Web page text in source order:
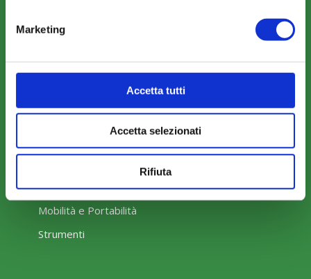
Marketing
Accetta tutti
Accetta selezionati
Rifiuta
Amministrazione trasparente
Modalità di adesione
Mobilità e Portabilità
Strumenti